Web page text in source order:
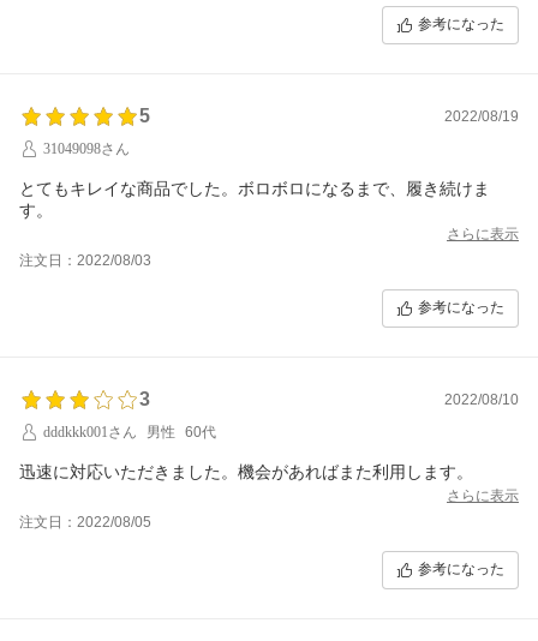
参考になった
5
2022/08/19
31049098さん
とてもキレイな商品でした。ボロボロになるまで、履き続けま
す。
さらに表示
注文日：2022/08/03
参考になった
3
2022/08/10
dddkkk001さん
男性 60代
迅速に対応いただきました。機会があればまた利用します。
さらに表示
注文日：2022/08/05
参考になった